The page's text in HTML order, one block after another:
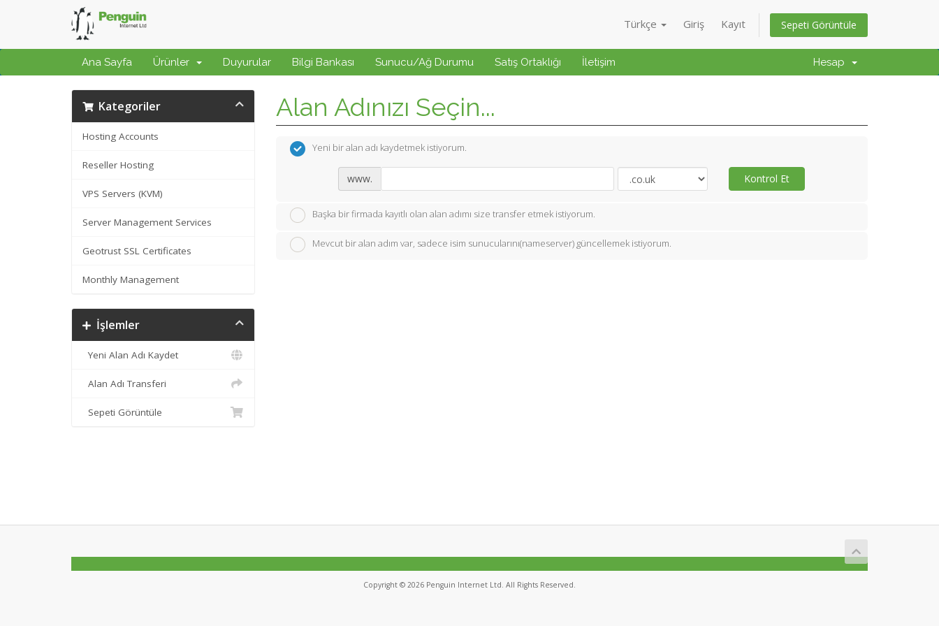
Türkçe Giriş Kayıt Sepeti Görüntüle
Ana Sayfa Ürünler Duyurular Bilgi Bankası Sunucu/Ağ Durumu Satış Ortaklığı İletişim Hesap
Kategoriler
Hosting Accounts
Reseller Hosting
VPS Servers (KVM)
Server Management Services
Geotrust SSL Certificates
Monthly Management
İşlemler
Yeni Alan Adı Kaydet
Alan Adı Transferi
Sepeti Görüntüle
Alan Adınızı Seçin...
Yeni bir alan adı kaydetmek istiyorum.
www. Kontrol Et
Başka bir firmada kayıtlı olan alan adımı size transfer etmek istiyorum.
Mevcut bir alan adım var, sadece isim sunucularını(nameserver) güncellemek istiyorum.
Copyright © 2026 Penguin Internet Ltd. All Rights Reserved.